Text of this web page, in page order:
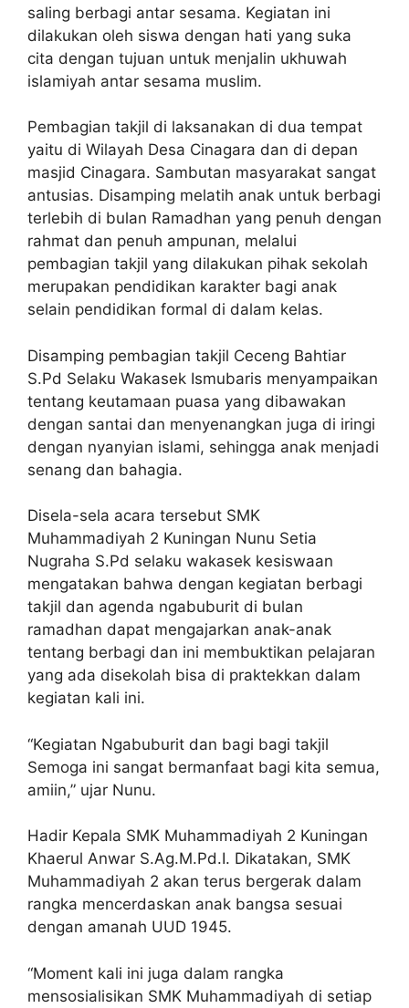
saling berbagi antar sesama. Kegiatan ini
dilakukan oleh siswa dengan hati yang suka
cita dengan tujuan untuk menjalin ukhuwah
islamiyah antar sesama muslim.
Pembagian takjil di laksanakan di dua tempat
yaitu di Wilayah Desa Cinagara dan di depan
masjid Cinagara. Sambutan masyarakat sangat
antusias. Disamping melatih anak untuk berbagi
terlebih di bulan Ramadhan yang penuh dengan
rahmat dan penuh ampunan, melalui
pembagian takjil yang dilakukan pihak sekolah
merupakan pendidikan karakter bagi anak
selain pendidikan formal di dalam kelas.
Disamping pembagian takjil Ceceng Bahtiar
S.Pd Selaku Wakasek Ismubaris menyampaikan
tentang keutamaan puasa yang dibawakan
dengan santai dan menyenangkan juga di iringi
dengan nyanyian islami, sehingga anak menjadi
senang dan bahagia.
Disela-sela acara tersebut SMK
Muhammadiyah 2 Kuningan Nunu Setia
Nugraha S.Pd selaku wakasek kesiswaan
mengatakan bahwa dengan kegiatan berbagi
takjil dan agenda ngabuburit di bulan
ramadhan dapat mengajarkan anak-anak
tentang berbagi dan ini membuktikan pelajaran
yang ada disekolah bisa di praktekkan dalam
kegiatan kali ini.
“Kegiatan Ngabuburit dan bagi bagi takjil
Semoga ini sangat bermanfaat bagi kita semua,
amiin,” ujar Nunu.
Hadir Kepala SMK Muhammadiyah 2 Kuningan
Khaerul Anwar S.Ag.M.Pd.I. Dikatakan, SMK
Muhammadiyah 2 akan terus bergerak dalam
rangka mencerdaskan anak bangsa sesuai
dengan amanah UUD 1945.
“Moment kali ini juga dalam rangka
mensosialisikan SMK Muhammadiyah di setiap